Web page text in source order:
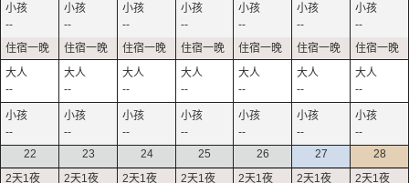
--
--
--
--
--
--
--
--
--
--
--
--
--
--
--
--
--
--
--
--
--
22
23 24 25 26 27 28